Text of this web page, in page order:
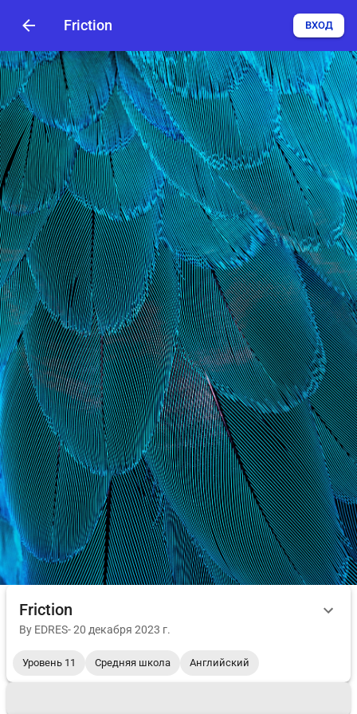
Friction ВХОД
Friction
By EDRES-20 декабря 2023 г.
Уровень 11 Средняя школа Английский